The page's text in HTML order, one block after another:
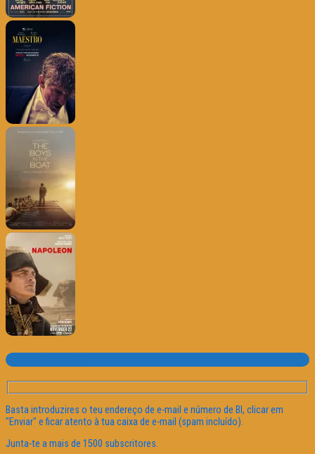
Subscrever o site
Basta introduzires o teu endereço de e-mail e número de BI, clicar em
"Enviar" e ficar atento à tua caixa de e-mail (spam incluído).
Junta-te a mais de 1500 subscritores.